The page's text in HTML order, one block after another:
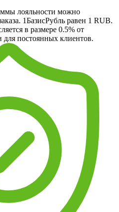
лояльности можно
1БазисРубль равен 1 RUB.
в размере 0.5% от
постоянных клиентов.